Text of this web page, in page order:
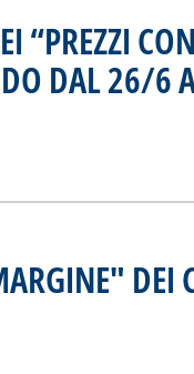
“PREZZI
DAL 26/6
DEI “PREZZI
DEI